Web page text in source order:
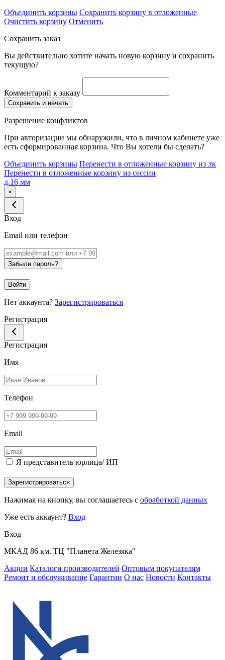
Объединить корзины Сохранить корзину в отложенные
Очистить корзину Отменить
Сохранить заказ
Вы действительно хотите начать новую корзину и сохранить
текущую?
Комментарий к заказу
Сохранить и начать
Разрешение конфликтов
При авторизации мы обнаружили, что в личном кабинете уже
есть сформированная корзина. Что Вы хотели бы сделать?
Объединить корзины Перенести в отложенные корзину из лк
Перенести в отложенные корзину из сессии
д.16 мм
×
Вход
Email или телефон
Забыли пароль?
Войти
Нет аккаунта? Зарегистрироваться
Регистрация
Регистрация
Имя
Телефон
Email
Я представитель юрлица/ ИП
Зарегистрироваться
Нажимая на кнопку, вы соглашаетесь с обработкой данных
Уже есть аккаунт? Вход
Вход
МКАД 86 км. ТЦ "Планета Железяка"
Акции Каталоги производителей Оптовым покупателям
Ремонт и обслуживание Гарантии О нас Новости Контакты